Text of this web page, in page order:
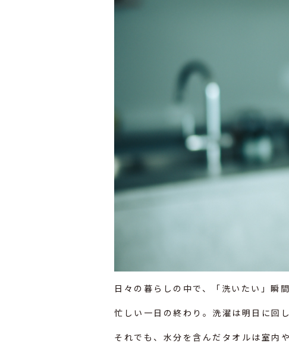
日々の暮らしの中で、「洗いたい」瞬
忙しい一日の終わり。洗濯は明日に回
それでも、水分を含んだタオルは室内